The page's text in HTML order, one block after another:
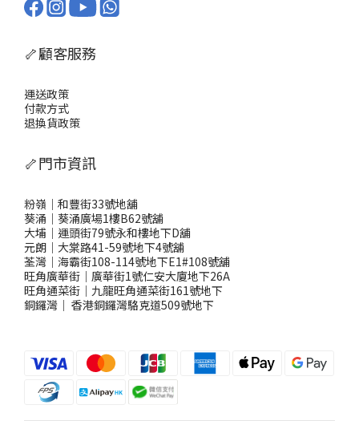
🦴顧客服務
運送政策
付款方式
退換貨政策
🦴門市資訊
粉嶺｜和豐街33號地舖
葵涌｜葵涌廣場1樓B62號舖
大埔｜運頭街79號永和樓地下D舖
元朗｜大棠路41-59號地下4號舖
荃灣｜海霸街108-114號地下E1#108號舖
旺角廣華街｜廣華街1號仁安大廈地下26A
旺角通菜街｜九龍旺角通菜街161號地下
銅鑼灣 ｜ 香港銅鑼灣駱克道509號地下